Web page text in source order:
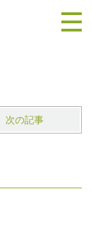
次の記事